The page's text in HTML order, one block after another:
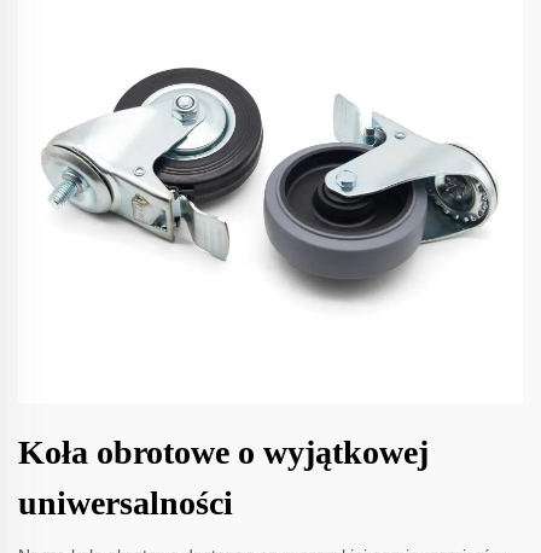
Koła obrotowe o wyjątkowej
uniwersalności